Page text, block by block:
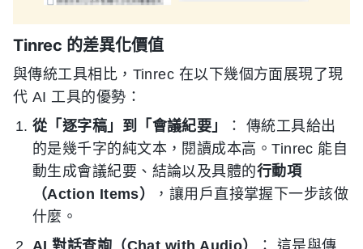
Tinrec 的差異化價值
與傳統工具相比，Tinrec 在以下幾個方面展現了現
代 AI 工具的優勢：
從「逐字稿」到「會議紀要」
： 傳統工具給出
的是幾千字的純文本，閱讀成本高。Tinrec 能自
動生成會議紀要、結論以及具體的行動項
（Action Items）
，讓用戶直接掌握下一步該做
什麼。
AI 對話查詢（Chat with Audio）
： 這是與傳